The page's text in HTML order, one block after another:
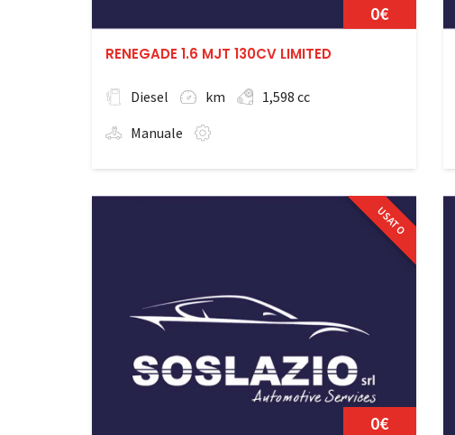
0€
RENEGADE 1.6 MJT 130CV LIMITED
Diesel km
1,598 cc
Manuale
USATO
0€